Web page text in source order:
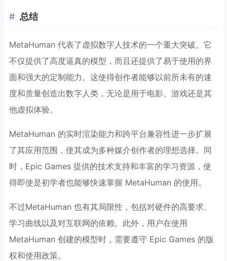
总结
MetaHuman 代表了虚拟数字人技术的一个重大突破。它
不仅提供了高度逼真的模型，而且还提供了易于使用的界
面和强大的定制能力。这使得创作者能够以前所未有的速
度和质量创造出数字人类，无论是用于电影、游戏还是其
他虚拟体验。
MetaHuman 的实时渲染能力和跨平台兼容性进一步扩展
了其应用范围，使其成为多种媒介创作者的理想选择。同
时，Epic Games 提供的技术支持和丰富的学习资源，使
得即使是初学者也能够快速掌握 MetaHuman 的使用。
不过MetaHuman 也有其局限性，包括对硬件的高要求、
学习曲线以及对互联网的依赖。此外，用户在使用
MetaHuman 创建的模型时，需要遵守 Epic Games 的版
权和使用政策。